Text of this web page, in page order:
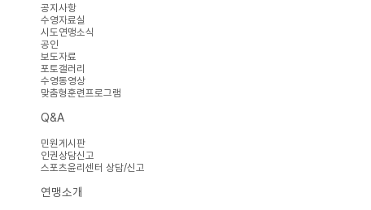
공지사항
수영자료실
시도연맹소식
공인
보도자료
포토갤러리
수영동영상
맞춤형훈련프로그램
Q&A
민원게시판
인권상담신고
스포츠윤리센터 상담/신고
연맹소개